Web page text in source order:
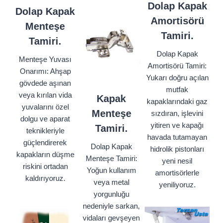
Dolap Kapak
Menteşe
Tamiri.
Menteşe Yuvası
Onarımı: Ahşap
gövdede aşınan
veya kırılan vida
yuvalarını özel
dolgu ve aparat
teknikleriyle
güçlendirerek
kapakların düşme
riskini ortadan
kaldırıyoruz.
Kapak
Menteşe
Tamiri.
Dolap Kapak
Menteşe Tamiri:
Yoğun kullanım
veya metal
yorgunluğu
nedeniyle sarkan,
vidaları gevşeyen
Dolap Kapak
Amortisörü
Tamiri.
Dolap Kapak
Amortisörü Tamiri:
Yukarı doğru açılan
mutfak
kapaklarındaki gaz
sızdıran, işlevini
yitiren ve kapağı
havada tutamayan
hidrolik pistonları
yeni nesil
amortisörlerle
yeniliyoruz.